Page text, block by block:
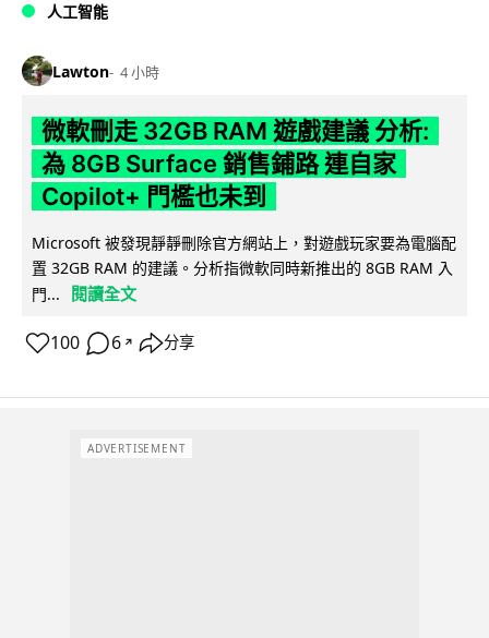
人工智能
Lawton 4 小時
微軟刪走 32GB RAM 遊戲建議 分析:
為 8GB Surface 銷售鋪路 連自家
Copilot+ 門檻也未到
Microsoft 被發現靜靜刪除官方網站上，對遊戲玩家要為電腦配
置 32GB RAM 的建議。分析指微軟同時新推出的 8GB RAM 入
門...
閱讀全文
100 6 ↗ 分享
ADVERTISEMENT